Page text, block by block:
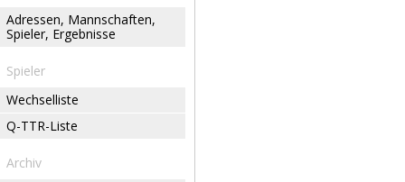
Adressen, Mannschaften,
Spieler, Ergebnisse
Spieler
Wechselliste
Q-TTR-Liste
Archiv